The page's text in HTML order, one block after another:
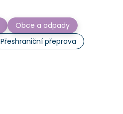
Obce a odpady
Přeshraniční přeprava